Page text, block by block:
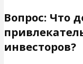
Вопрос: Что
инвесторов?